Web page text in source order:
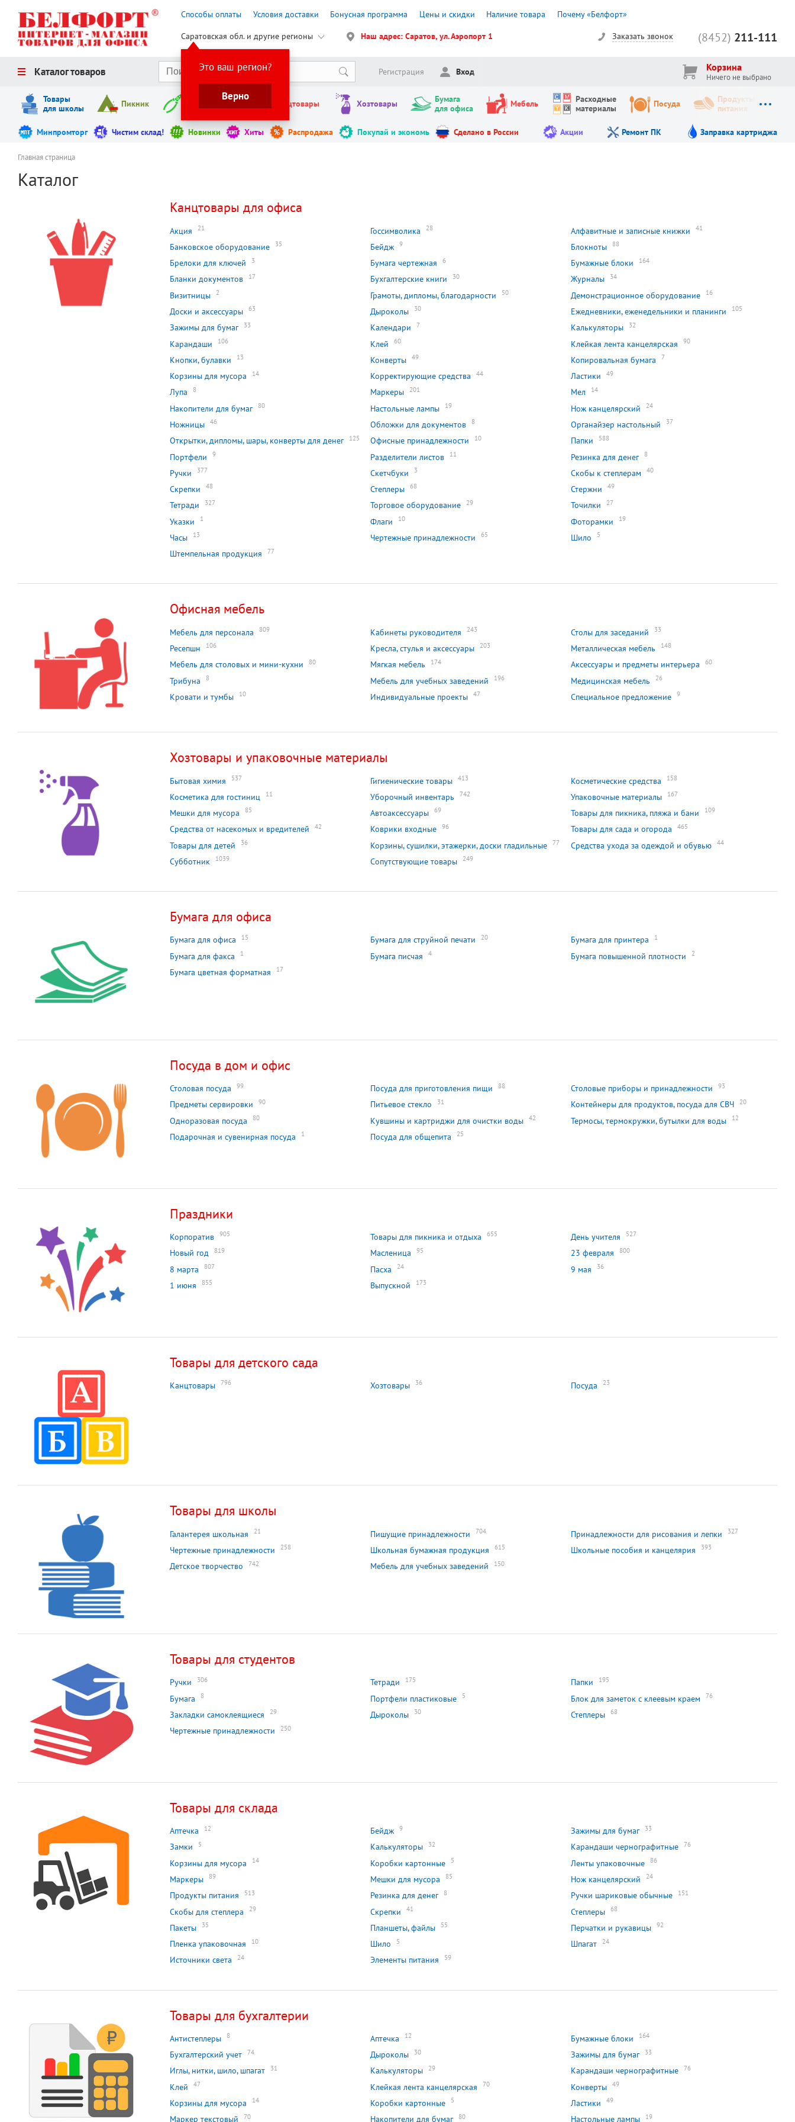
Способы оплаты Условия доставки Бонусная программа Цены и скидки Наличие товара Почему «Белфорт»
Саратовская обл. и другие регионы
Это ваш регион?
Верно
Наш адрес: Саратов, ул. Аэропорт 1 (8452) 211-111
Заказать звонок
Каталог товаров Регистрация Вход Корзина
Ничего не выбрано
Товары
для школы
Пикник Инструменты Канцтовары Хозтовары
Бумага
для офиса
Мебель
Расходные
материалы
Посуда
Продукты
питания
Минпромторг Чистим склад! Новинки Хиты Распродажа Покупай и экономь Сделано в России Акции Ремонт ПК Заправка картриджа
Главная страница
Каталог
Канцтовары для офиса
Акция 21 Госсимволика 28 Алфавитные и записные книжки 41
Банковское оборудование 35 Бейдж 9 Блокноты 88
Брелоки для ключей 3 Бумага чертежная 6 Бумажные блоки 164
Бланки документов 17 Бухгалтерские книги 30 Журналы 34
Визитницы 2 Грамоты, дипломы, благодарности 50 Демонстрационное оборудование 16
Доски и аксессуары 63 Дыроколы 30 Ежедневники, еженедельники и планинги 105
Зажимы для бумаг 33 Календари 7 Калькуляторы 32
Карандаши 106 Клей 60 Клейкая лента канцелярская 90
Кнопки, булавки 13 Конверты 49 Копировальная бумага 7
Корзины для мусора 14 Корректирующие средства 44 Ластики 49
Лупа 8 Маркеры 201 Мел 14
Накопители для бумаг 80 Настольные лампы 19 Нож канцелярский 24
Ножницы 46 Обложки для документов 8 Органайзер настольный 37
Открытки, дипломы, шары, конверты для денег 125 Офисные принадлежности 10 Папки 588
Портфели 9 Разделители листов 11 Резинка для денег 8
Ручки 377 Скетчбуки 3 Скобы к степлерам 40
Скрепки 48 Степлеры 68 Стержни 49
Тетради 327 Торговое оборудование 29 Точилки 27
Указки 1 Флаги 10 Фоторамки 19
Часы 13 Чертежные принадлежности 65 Шило 5
Штемпельная продукция 77
Офисная мебель
Мебель для персонала 809 Кабинеты руководителя 243 Столы для заседаний 33
Ресепшн 106 Кресла, стулья и аксессуары 203 Металлическая мебель 148
Мебель для столовых и мини-кухни 80 Мягкая мебель 174 Аксессуары и предметы интерьера 60
Трибуна 8 Мебель для учебных заведений 196 Медицинская мебель 26
Кровати и тумбы 10 Индивидуальные проекты 47 Специальное предложение 9
Хозтовары и упаковочные материалы
Бытовая химия 537 Гигиенические товары 413 Косметические средства 158
Косметика для гостиниц 11 Уборочный инвентарь 742 Упаковочные материалы 167
Мешки для мусора 85 Автоаксессуары 69 Товары для пикника, пляжа и бани 109
Средства от насекомых и вредителей 42 Коврики входные 96 Товары для сада и огорода 465
Товары для детей 36 Корзины, сушилки, этажерки, доски гладильные 77 Средства ухода за одеждой и обувью 44
Субботник 1039 Сопутствующие товары 249
Бумага для офиса
Бумага для офиса 15 Бумага для струйной печати 20 Бумага для принтера 1
Бумага для факса 1 Бумага писчая 4 Бумага повышенной плотности 2
Бумага цветная форматная 17
Посуда в дом и офис
Столовая посуда 99 Посуда для приготовления пищи 88 Столовые приборы и принадлежности 93
Предметы сервировки 90 Питьевое стекло 31 Контейнеры для продуктов, посуда для СВЧ 20
Одноразовая посуда 80 Кувшины и картриджи для очистки воды 42 Термосы, термокружки, бутылки для воды 12
Подарочная и сувенирная посуда 1 Посуда для общепита 25
Праздники
Корпоратив 905 Товары для пикника и отдыха 655 День учителя 527
Новый год 819 Масленица 95 23 февраля 800
8 марта 807 Пасха 24 9 мая 36
1 июня 855 Выпускной 173
Товары для детского сада
Канцтовары 796 Хозтовары 36 Посуда 23
Товары для школы
Галантерея школьная 21 Пишущие принадлежности 704 Принадлежности для рисования и лепки 327
Чертежные принадлежности 258 Школьная бумажная продукция 615 Школьные пособия и канцелярия 393
Детское творчество 742 Мебель для учебных заведений 150
Товары для студентов
Ручки 306 Тетради 175 Папки 195
Бумага 8 Портфели пластиковые 5 Блок для заметок с клеевым краем 76
Закладки самоклеящиеся 29 Дыроколы 30 Степлеры 68
Чертежные принадлежности 250
Товары для склада
Аптечка 12 Бейдж 9 Зажимы для бумаг 33
Замки 5 Калькуляторы 32 Карандаши чернографитные 76
Корзины для мусора 14 Коробки картонные 5 Ленты упаковочные 86
Маркеры 89 Мешки для мусора 85 Нож канцелярский 24
Продукты питания 513 Резинка для денег 8 Ручки шариковые обычные 151
Скобы для степлера 29 Скрепки 41 Степлеры 68
Пакеты 35 Планшеты, файлы 55 Перчатки и рукавицы 92
Пленка упаковочная 10 Шило 5 Шпагат 24
Источники света 24 Элементы питания 59
Товары для бухгалтерии
Антистеплеры 8 Аптечка 12 Бумажные блоки 164
Бухгалтерский учет 74 Дыроколы 30 Зажимы для бумаг 33
Иглы, нитки, шило, шпагат 31 Калькуляторы 29 Карандаши чернографитные 76
Клей 47 Клейкая лента канцелярская 70 Конверты 49
Корзины для мусора 14 Коробки картонные 5 Ластики 49
Маркер текстовый 70 Накопители для бумаг 80 Настольные лампы 19